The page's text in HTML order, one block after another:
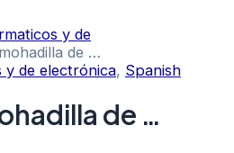
y de
de …
de electrónica, Spanish
de …